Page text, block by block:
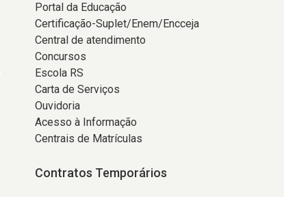
Portal da Educação
Certificação-Suplet/Enem/Encceja
Central de atendimento
Concursos
Escola RS
Carta de Serviços
Ouvidoria
Acesso à Informação
Centrais de Matrículas
Contratos Temporários